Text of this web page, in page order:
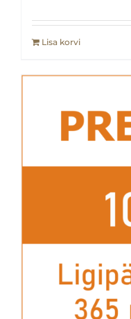
Lisa korvi